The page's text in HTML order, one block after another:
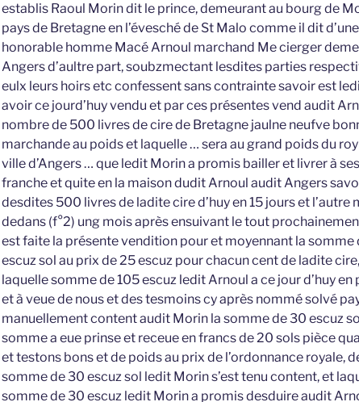
establis Raoul Morin dit le prince, demeurant au bourg de
pays de Bretagne en l’évesché de St Malo comme il dit
honorable homme Macé Arnoul marchand Me cierger
Angers d’aultre part, soubzmectant lesdites parties
eulx leurs hoirs etc confessent sans contrainte savoir est
avoir ce jourd’huy vendu et par ces présentes vend audit
nombre de 500 livres de cire de Bretagne jaulne neufve
marchande au poids et laquelle … sera au grand poids du
ville d’Angers … que ledit Morin a promis bailler et livrer à
franche et quite en la maison dudit Arnoul audit Angers
desdites 500 livres de ladite cire d’huy en 15 jours et l’autre
dedans (f°2) ung mois après ensuivant le tout
est faite la présente vendition pour et moyennant la somme
escuz sol au prix de 25 escuz pour chacun cent de ladite
laquelle somme de 105 escuz ledit Arnoul a ce jour d’huy en
et à veue de nous et des tesmoins cy après nommé solvé
manuellement content audit Morin la somme de 30 escuz
somme a eue prinse et receue en francs de 20 sols pièce
et testons bons et de poids au prix de l’ordonnance royale,
somme de 30 escuz sol ledit Morin s’est tenu content, et
somme de 30 escuz ledit Morin a promis desduire audit